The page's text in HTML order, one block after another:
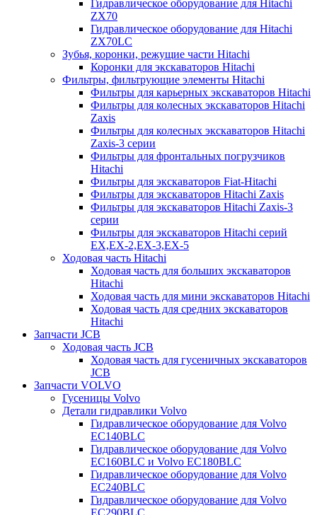
Гидравлическое оборудование для Hitachi
ZX70
Гидравлическое оборудование для Hitachi
ZX70LC
Зубья, коронки, режущие части Hitachi
Коронки для экскаваторов Hitachi
Фильтры, фильтрующие элементы Hitachi
Фильтры для карьерных экскаваторов Hitachi
Фильтры для колесных экскаваторов Hitachi
Zaxis
Фильтры для колесных экскаваторов Hitachi
Zaxis-3 серии
Фильтры для фронтальных погрузчиков
Hitachi
Фильтры для экскаваторов Fiat-Hitachi
Фильтры для экскаваторов Hitachi Zaxis
Фильтры для экскаваторов Hitachi Zaxis-3
серии
Фильтры для экскаваторов Hitachi серий
EX,EX-2,EX-3,EX-5
Ходовая часть Hitachi
Ходовая часть для больших экскаваторов
Hitachi
Ходовая часть для мини экскаваторов Hitachi
Ходовая часть для средних экскаваторов
Hitachi
Запчасти JCB
Ходовая часть JCB
Ходовая часть для гусеничных экскаваторов
JCB
Запчасти VOLVO
Гусеницы Volvo
Детали гидравлики Volvo
Гидравлическое оборудование для Volvo
EC140BLC
Гидравлическое оборудование для Volvo
EC160BLC и Volvo EC180BLC
Гидравлическое оборудование для Volvo
EC240BLC
Гидравлическое оборудование для Volvo
EC290BLC